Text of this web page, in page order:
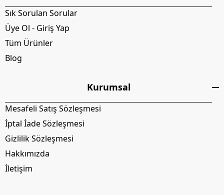
Sık Sorulan Sorular
Üye Ol - Giriş Yap
Tüm Ürünler
Blog
Kurumsal
Mesafeli Satış Sözleşmesi
İptal İade Sözleşmesi
Gizlilik Sözleşmesi
Hakkımızda
İletişim